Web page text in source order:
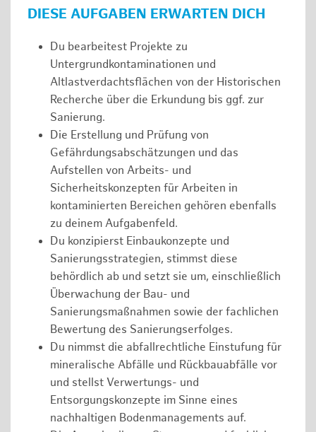
DIESE AUFGABEN ERWARTEN DICH
Du bearbeitest Projekte zu
Untergrundkontaminationen und
Altlastverdachtsflächen von der Historischen
Recherche über die Erkundung bis ggf. zur
Sanierung.
Die Erstellung und Prüfung von
Gefährdungsabschätzungen und das
Aufstellen von Arbeits- und
Sicherheitskonzepten für Arbeiten in
kontaminierten Bereichen gehören ebenfalls
zu deinem Aufgabenfeld.
Du konzipierst Einbaukonzepte und
Sanierungsstrategien, stimmst diese
behördlich ab und setzt sie um, einschließlich
Überwachung der Bau- und
Sanierungsmaßnahmen sowie der fachlichen
Bewertung des Sanierungserfolges.
Du nimmst die abfallrechtliche Einstufung für
mineralische Abfälle und Rückbauabfälle vor
und stellst Verwertungs- und
Entsorgungskonzepte im Sinne eines
nachhaltigen Bodenmanagements auf.